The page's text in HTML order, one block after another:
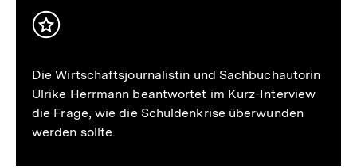
Inhalt
Die Wirtschaftsjournalistin und Sachbuchautorin
Ulrike Herrmann beantwortet im Kurz-Interview
die Frage, wie die Schuldenkrise überwunden
werden sollte.